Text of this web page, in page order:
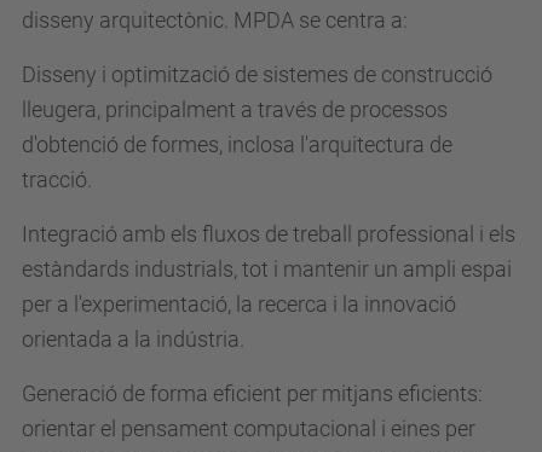
disseny arquitectònic. MPDA se centra a:
Disseny i optimització de sistemes de construcció
lleugera, principalment a través de processos
d'obtenció de formes, inclosa l'arquitectura de
tracció.
Integració amb els fluxos de treball professional i els
estàndards industrials, tot i mantenir un ampli espai
per a l'experimentació, la recerca i la innovació
orientada a la indústria.
Generació de forma eficient per mitjans eficients:
orientar el pensament computacional i eines per